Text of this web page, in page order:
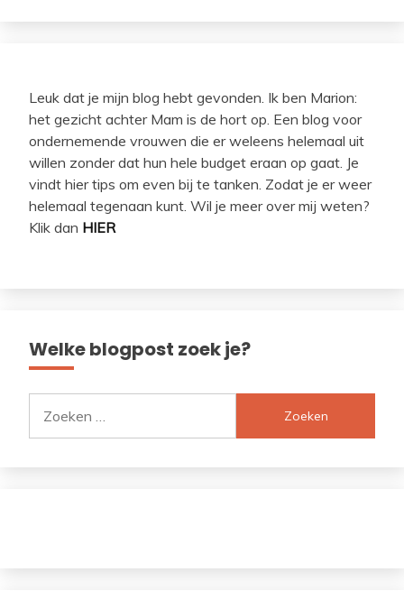
Leuk dat je mijn blog hebt gevonden. Ik ben Marion:
het gezicht achter Mam is de hort op. Een blog voor
ondernemende vrouwen die er weleens helemaal uit
willen zonder dat hun hele budget eraan op gaat. Je
vindt hier tips om even bij te tanken. Zodat je er weer
helemaal tegenaan kunt. Wil je meer over mij weten?
Klik dan HIER
Welke blogpost zoek je?
naar: